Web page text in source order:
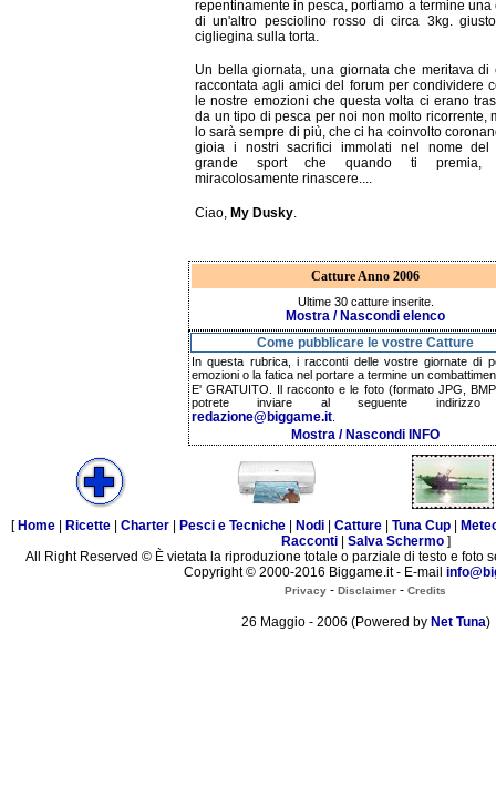
repentinamente in pesca, portiamo a termine una
di un'altro pesciolino rosso di circa 3kg.
cigliegina sulla torta.
Un bella giornata, una giornata che meritava di
raccontata agli amici del forum per condividere
le nostre emozioni che questa volta ci erano
da un tipo di pesca per noi non molto ricorrente,
lo sarà sempre di più, che ci ha coinvolto
gioia i nostri sacrifici immolati nel nome del
grande sport che quando ti
miracolosamente rinascere....
Ciao, My Dusky.
Catture Anno 2006
Ultime 30 catture inserite.
Mostra / Nascondi elenco
Come pubblicare le vostre Catture
In questa rubrica, i racconti delle vostre giornate di
emozioni o la fatica nel portare a termine un
E' GRATUITO. Il racconto e le foto (formato JPG,
potrete inviare al seguente indirizzo
redazione@biggame.it
Mostra / Nascondi INFO
[ Home Ricette Charter Pesci e Tecniche Nodi Catture Tuna Cup
Racconti| Salva Schermo]
All Right Reserved © È vietata la riproduzione totale o parziale di testo e foto
Copyright © 2000-2016 Biggame.it - E-mail
Privacy - Disclaimer - Credits
26 Maggio - 2006 (Powered by Net Tuna)